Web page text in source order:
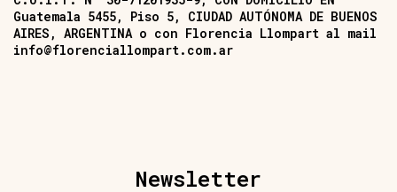
Guatemala 5455, Piso 5, CIUDAD AUTÓNOMA DE BUENOS
AIRES, ARGENTINA o con Florencia Llompart al mail
info@florenciallompart.com.ar
Newsletter